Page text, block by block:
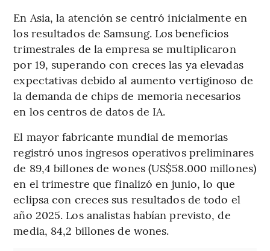
En Asia, la atención se centró inicialmente en
los resultados de Samsung. Los beneficios
trimestrales de la empresa se multiplicaron
por 19, superando con creces las ya elevadas
expectativas debido al aumento vertiginoso de
la demanda de chips de memoria necesarios
en los centros de datos de IA.
El mayor fabricante mundial de memorias
registró unos ingresos operativos preliminares
de 89,4 billones de wones (US$58.000 millones)
en el trimestre que finalizó en junio, lo que
eclipsa con creces sus resultados de todo el
año 2025. Los analistas habían previsto, de
media, 84,2 billones de wones.